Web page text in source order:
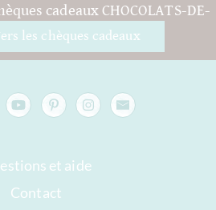
cadeaux CHOCOLATS-DE-
les chèques cadeaux
et aide
Contact